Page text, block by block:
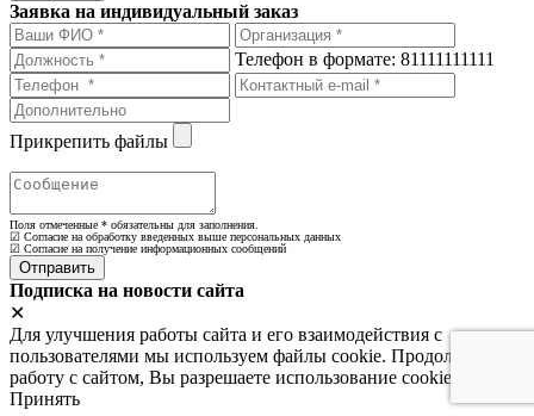
Заявка на индивидуальный заказ
Телефон в формате: 81111111111
Прикрепить файлы
Поля отмеченные * обязательны для заполнения.
☑ Согласие на обработку введенных выше персональных данных
☑ Согласие на получение информационных сообщений
Подписка на новости сайта
✕
Для улучшения работы сайта и его взаимодействия с
пользователями мы используем файлы cookie. Продолжая
работу с сайтом, Вы разрешаете использование cookie-файлов.
Принять